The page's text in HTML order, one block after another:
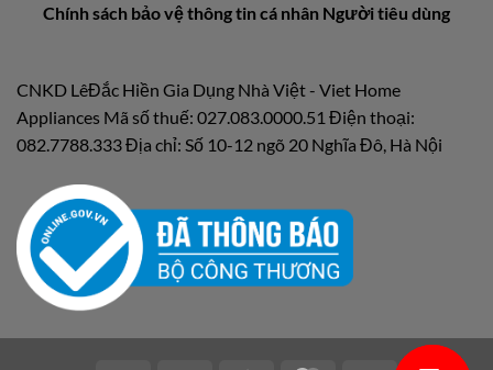
Chính sách bảo vệ thông tin cá nhân Người tiêu dùng
CNKD LêĐắc Hiền Gia Dụng Nhà Việt - Viet Home
Appliances Mã số thuế: 027.083.0000.51 Điện thoại:
082.7788.333 Địa chỉ: Số 10-12 ngõ 20 Nghĩa Đô, Hà Nội